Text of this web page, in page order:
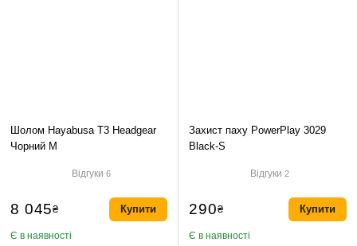
Шолом Hayabusa T3 Headgear
Чорний M
Відгуки6
8 045₴
Є в наявності
Купити
Захист паху PowerPlay 3029
Black-S
Відгуки2
290₴
Є в наявності
Купити